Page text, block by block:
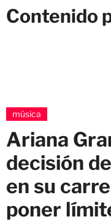
Contenido
música
Ariana
decisión
en su
poner